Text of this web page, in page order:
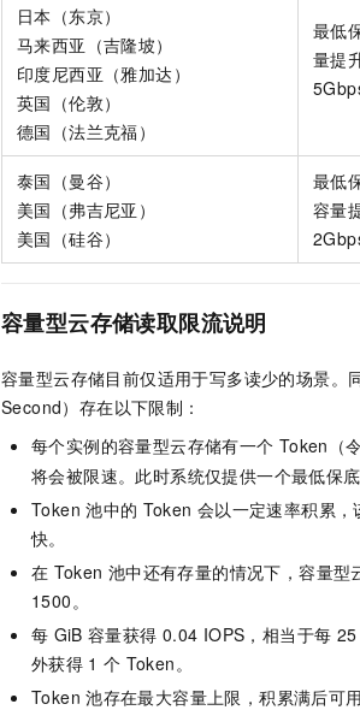
日本（东京）
马来西亚（吉隆坡）
印度尼西亚（雅加达）
英国（伦敦）
德国（法兰克福）
最低
量提
泰国（曼谷）
美国（弗吉尼亚）
美国（硅谷）
最低
容量
容量型云存储读取限流说明
容量型云存储目前仅适用于写多读少的场景。
Second）存在以下限制：
每个实例的容量型云存储有一个 Token（
将会被限速。此时系统仅提供一个最低保
Token 池中的 Token 会以一定速率积累
快。
在 Token 池中还有存量的情况下，容量型
1500。
每 GiB 容量获得 0.04 IOPS，相当于每
外获得 1 个 Token。
Token 池存在最大容量上限，积累满后可用